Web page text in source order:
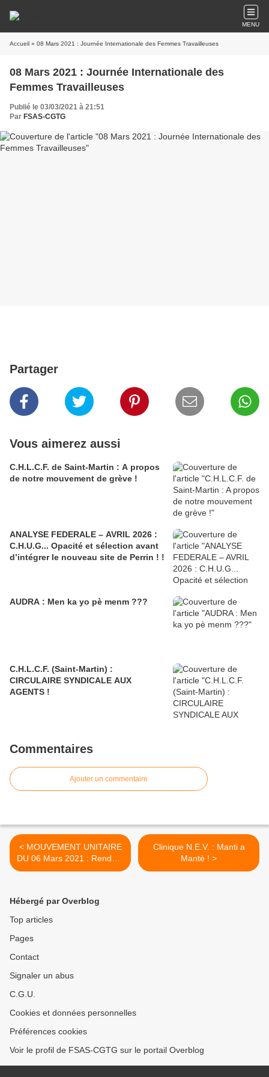
MENU
Accueil » 08 Mars 2021 : Journée Internationale des Femmes Travailleuses
08 Mars 2021 : Journée Internationale des
Femmes Travailleuses
Publié le 03/03/2021 à 21:51
Par FSAS-CGTG
Partager
Vous aimerez aussi
C.H.L.C.F. de Saint-Martin : A propos
de notre mouvement de grève !
ANALYSE FEDERALE – AVRIL 2026 :
C.H.U.G... Opacité et sélection avant
d’intégrer le nouveau site de Perrin ! !
AUDRA : Men ka yo pè menm ???
C.H.L.C.F. (Saint-Martin) :
CIRCULAIRE SYNDICALE AUX
AGENTS !
Commentaires
Ajouter un commentaire
< MOUVEMENT UNITAIRE
DU 06 Mars 2021 : Rendez-
vous de tous les travailleurs
Clinique N.E.V. : Manti a
Mantè ! >
Hébergé par Overblog
Top articles
Pages
Contact
Signaler un abus
C.G.U.
Cookies et données personnelles
Préférences cookies
Voir le profil de FSAS-CGTG sur le portail Overblog